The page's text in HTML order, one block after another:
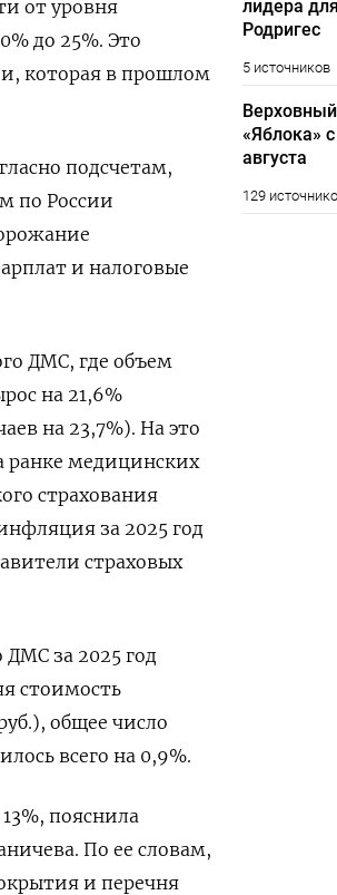
от уровня
до 25%. Это
которая в прошлом
подсчетам,
по России
и налоговые
ДМС, где объем
на 21,6%
на 23,7%). На это
ранке медицинских
страхования
за 2025 год
страховых
за 2025 год
стоимость
общее число
всего на 0,9%.
пояснила
По ее словам,
и перечня